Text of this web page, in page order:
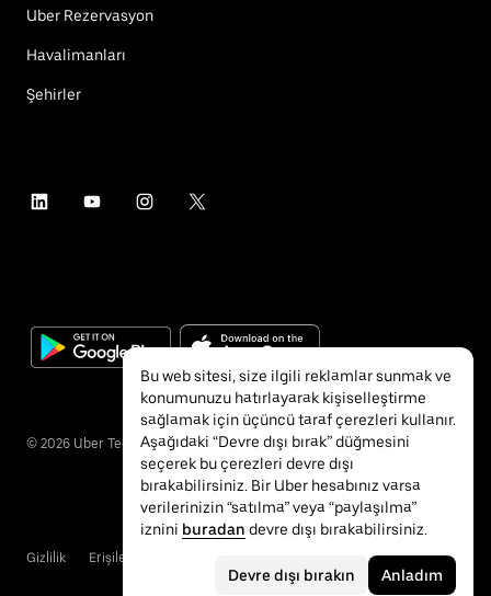
Uber Rezervasyon
Havalimanları
Şehirler
© 2026 Uber Technologies Inc.
Gizlilik Erişilebilirlik
Bu web sitesi, size ilgili reklamlar sunmak ve
konumunuzu hatırlayarak kişiselleştirme
sağlamak için üçüncü taraf çerezleri kullanır.
Aşağıdaki “Devre dışı bırak” düğmesini
seçerek bu çerezleri devre dışı
bırakabilirsiniz. Bir Uber hesabınız varsa
verilerinizin “satılma” veya “paylaşılma”
iznini buradan devre dışı bırakabilirsiniz.
Devre dışı bırakın Anladım